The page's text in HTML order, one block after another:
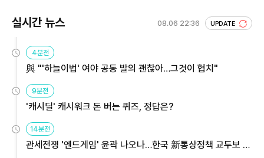
실시간 뉴스 08.06 22:36 UPDATE
4분전
與 "'하늘이법' 여야 공동 발의 괜찮아…그것이 협치"
9분전
'캐시딜' 캐시워크 돈 버는 퀴즈, 정답은?
14분전
관세전쟁 '엔드게임' 윤곽 나오나…한국 新통상정책 교두보 활